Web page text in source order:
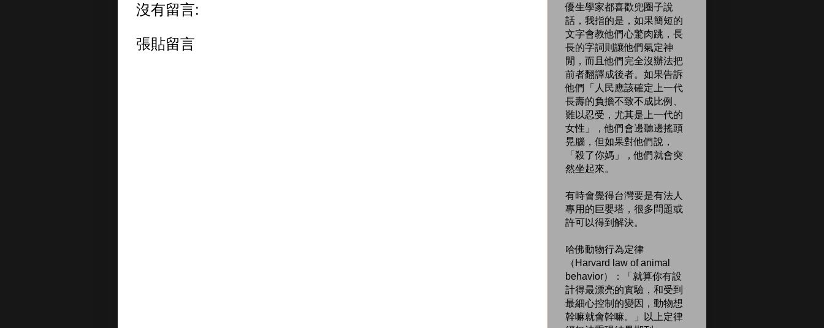
沒有留言:
張貼留言
優生學家都喜歡兜圈子說
話，我指的是，如果簡短的
文字會教他們心驚肉跳，長
長的字詞則讓他們氣定神
閒，而且他們完全沒辦法把
前者翻譯成後者。如果告訴
他們「人民應該確定上一代
長壽的負擔不致不成比例、
難以忍受，尤其是上一代的
女性」，他們會邊聽邊搖頭
晃腦，但如果對他們說，
「殺了你媽」，他們就會突
然坐起來。
有時會覺得台灣要是有法人
專用的巨嬰塔，很多問題或
許可以得到解決。
哈佛動物行為定律
（Harvard law of animal
behavior）：「就算你有設
計得最漂亮的實驗，和受到
最細心控制的變因，動物想
幹嘛就會幹嘛。」以上定律